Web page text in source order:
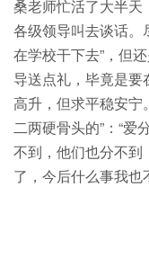
桑老师忙活了大半天
各级领导叫去谈话。
在学校干下去”，但
导送点礼，毕竟是
高升，但求平稳安宁
二两硬骨头的”：“爱
不到，他们也分不
了，今后什么事我也